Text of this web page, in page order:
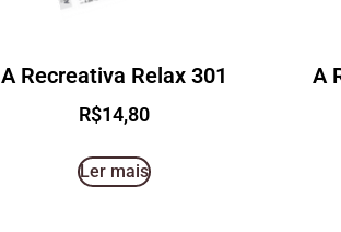
A Recreativa Relax 301
R$14,80
Ler mais
A